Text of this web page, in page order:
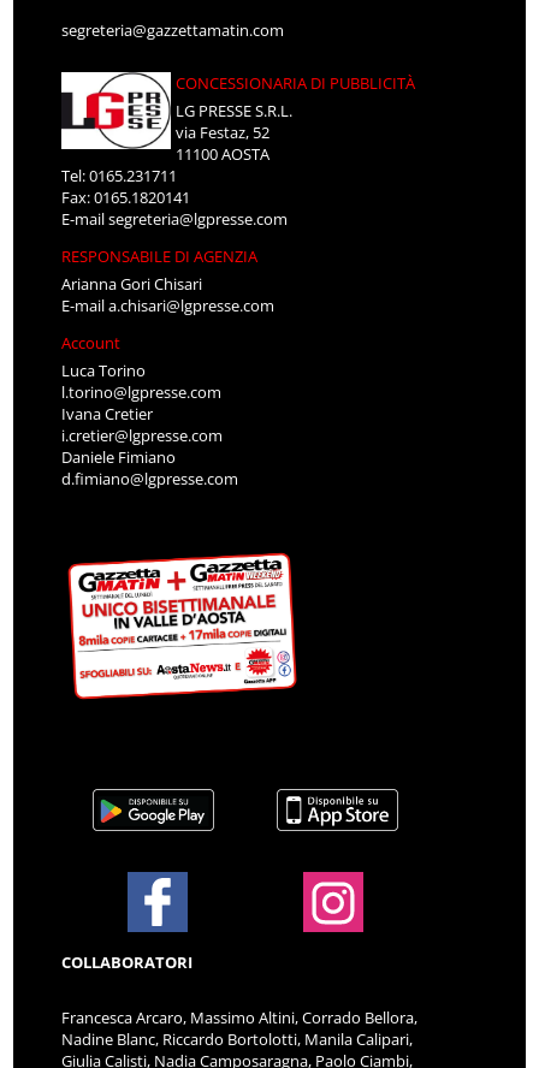
segreteria@gazzettamatin.com
CONCESSIONARIA DI PUBBLICITÀ
LG PRESSE S.R.L.
via Festaz, 52
11100 AOSTA
Tel: 0165.231711
Fax: 0165.1820141
E-mailsegreteria@lgpresse.com
RESPONSABILE DI AGENZIA
Arianna Gori Chisari
E-maila.chisari@lgpresse.com
Account
Luca Torino
l.torino@lgpresse.com
Ivana Cretier
i.cretier@lgpresse.com
Daniele Fimiano
d.fimiano@lgpresse.com
COLLABORATORI
Francesca Arcaro, Massimo Altini, Corrado Bellora,
Nadine Blanc, Riccardo Bortolotti, Manila Calipari,
Giulia Calisti, Nadia Camposaragna, Paolo Ciambi,